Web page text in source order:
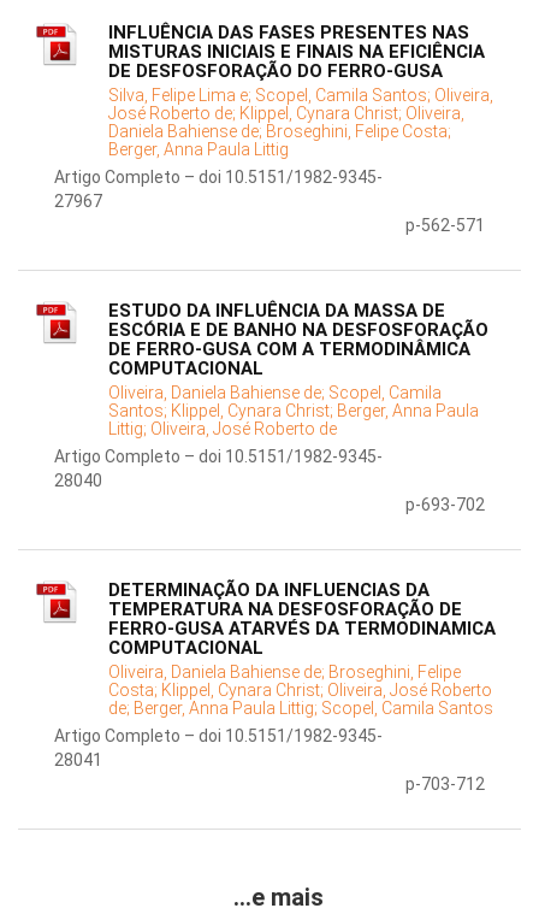
INFLUÊNCIA DAS FASES PRESENTES NAS
MISTURAS INICIAIS E FINAIS NA EFICIÊNCIA
DE DESFOSFORAÇÃO DO FERRO-GUSA
Silva, Felipe Lima e; Scopel, Camila Santos; Oliveira,
José Roberto de; Klippel, Cynara Christ; Oliveira,
Daniela Bahiense de; Broseghini, Felipe Costa;
Berger, Anna Paula Littig
Artigo Completo – doi 10.5151/1982-9345-
27967
p-562-571
ESTUDO DA INFLUÊNCIA DA MASSA DE
ESCÓRIA E DE BANHO NA DESFOSFORAÇÃO
DE FERRO-GUSA COM A TERMODINÂMICA
COMPUTACIONAL
Oliveira, Daniela Bahiense de; Scopel, Camila
Santos; Klippel, Cynara Christ; Berger, Anna Paula
Littig; Oliveira, José Roberto de
Artigo Completo – doi 10.5151/1982-9345-
28040
p-693-702
DETERMINAÇÃO DA INFLUENCIAS DA
TEMPERATURA NA DESFOSFORAÇÃO DE
FERRO-GUSA ATARVÉS DA TERMODINAMICA
COMPUTACIONAL
Oliveira, Daniela Bahiense de; Broseghini, Felipe
Costa; Klippel, Cynara Christ; Oliveira, José Roberto
de; Berger, Anna Paula Littig; Scopel, Camila Santos
Artigo Completo – doi 10.5151/1982-9345-
28041
p-703-712
...e mais